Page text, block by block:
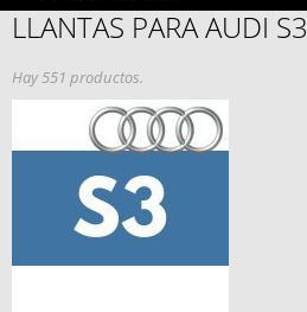
LLANTAS PARA AUDI S3
Hay 551 productos.